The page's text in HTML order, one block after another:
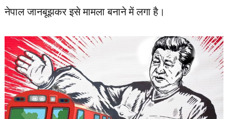
नेपाल जानबूझकर इसे मामला बनाने में लगा है।